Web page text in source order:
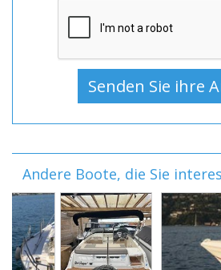
Andere Boote, die Sie